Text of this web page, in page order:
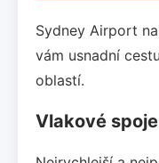
Sydney Airport
vám usnadní
oblastí.
Vlakové